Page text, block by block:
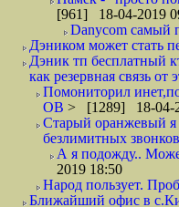
[961] 18-04-2019
Danycom самый
Дэником может стать
Дэник тп бесплатный
как резервная связь
Помониторил
ОВ > [1289] 18-04-
Старый оранжевый я
безлимитных
А я подожду..
2019 18:50
Народ пользует.
Ближайший офис в